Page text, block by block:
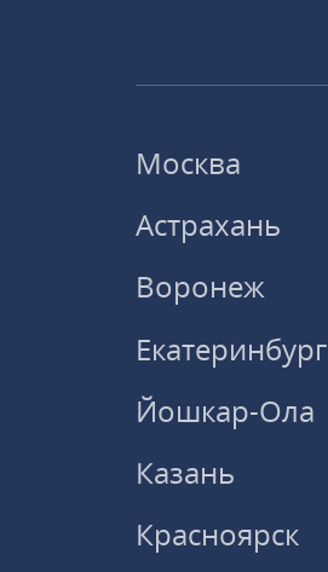
Москва
Астрахань
Воронеж
Екатеринбург
Йошкар-Ола
Казань
Красноярск